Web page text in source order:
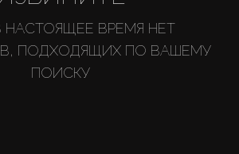
НАСТОЯЩЕЕ ВРЕМЯ НЕТ
ПОДХОДЯЩИХ ПО ВАШЕМУ
ПОИСКУ